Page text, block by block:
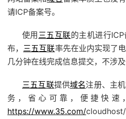
请ICP备案号。
使用 三五互联的主机进行
布， 三五互联率先在业内实现了
几分钟在线完成信息提交，不涉及
三五互联提供域名注册、主
务，省心可靠，便捷快速
https://www.35.com/cloudhost/